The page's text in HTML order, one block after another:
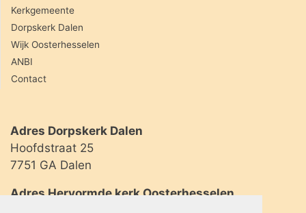
Kerkgemeente
Dorpskerk Dalen
Wijk Oosterhesselen
ANBI
Contact
Adres Dorpskerk Dalen
Hoofdstraat 25
7751 GA Dalen
Adres Hervormde kerk Oosterhesselen